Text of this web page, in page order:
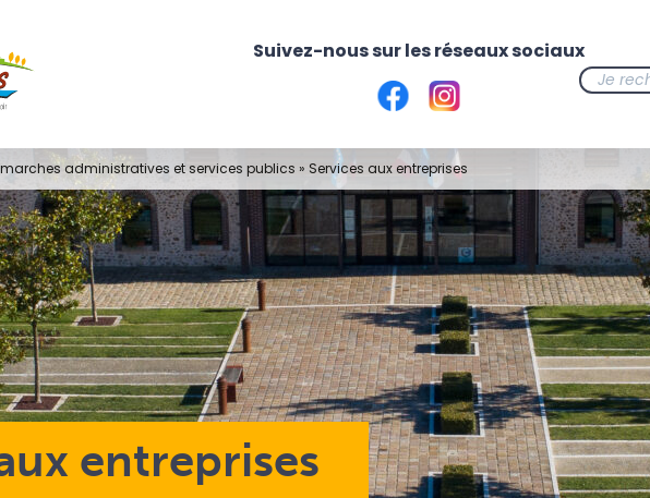
entreprises
administratives et services publics » Services aux entreprises